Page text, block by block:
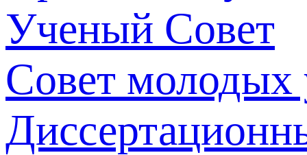
Ученый Совет
Совет молодых